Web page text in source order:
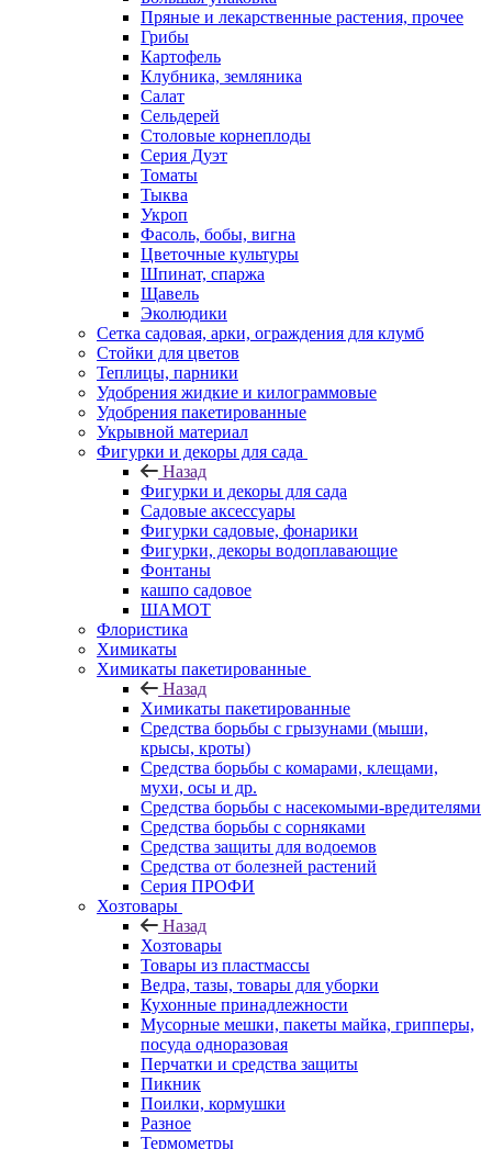
Пряные и лекарственные растения, прочее
Грибы
Картофель
Клубника, земляника
Салат
Сельдерей
Столовые корнеплоды
Серия Дуэт
Томаты
Тыква
Укроп
Фасоль, бобы, вигна
Цветочные культуры
Шпинат, спаржа
Щавель
Эколюдики
Сетка садовая, арки, ограждения для клумб
Стойки для цветов
Теплицы, парники
Удобрения жидкие и килограммовые
Удобрения пакетированные
Укрывной материал
Фигурки и декоры для сада
Назад
Фигурки и декоры для сада
Садовые аксессуары
Фигурки садовые, фонарики
Фигурки, декоры водоплавающие
Фонтаны
кашпо садовое
ШАМОТ
Флористика
Химикаты
Химикаты пакетированные
Назад
Химикаты пакетированные
Средства борьбы с грызунами (мыши,
крысы, кроты)
Средства борьбы с комарами, клещами,
мухи, осы и др.
Средства борьбы с насекомыми-вредителями
Средства борьбы с сорняками
Средства защиты для водоемов
Средства от болезней растений
Серия ПРОФИ
Хозтовары
Назад
Хозтовары
Товары из пластмассы
Ведра, тазы, товары для уборки
Кухонные принадлежности
Мусорные мешки, пакеты майка, грипперы,
посуда одноразовая
Перчатки и средства защиты
Пикник
Поилки, кормушки
Разное
Термометры